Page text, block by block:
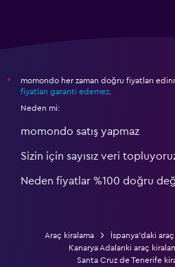
*
momondo her zaman doğru fiyatları
fiyatları garanti edemez.
Neden mi:
momondo satış yapmaz
Sizin için sayısız veri
Neden fiyatlar %100 doğru
Araç kiralama
İspanya'daki
Kanarya Adalarıki araç
Santa Cruz de Tenerife